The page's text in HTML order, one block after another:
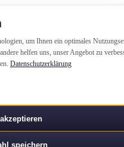
um Ihnen ein optimales
helfen uns, unser Angebot zu
Datenschutzerklärung
speichern